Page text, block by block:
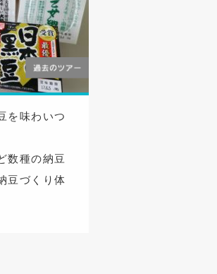
を味わいつ
数種の納豆
豆づくり体